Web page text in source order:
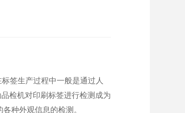
签生产过程中一般是通过人
检机对印刷标签进行检测成为
种外观信息的检测。